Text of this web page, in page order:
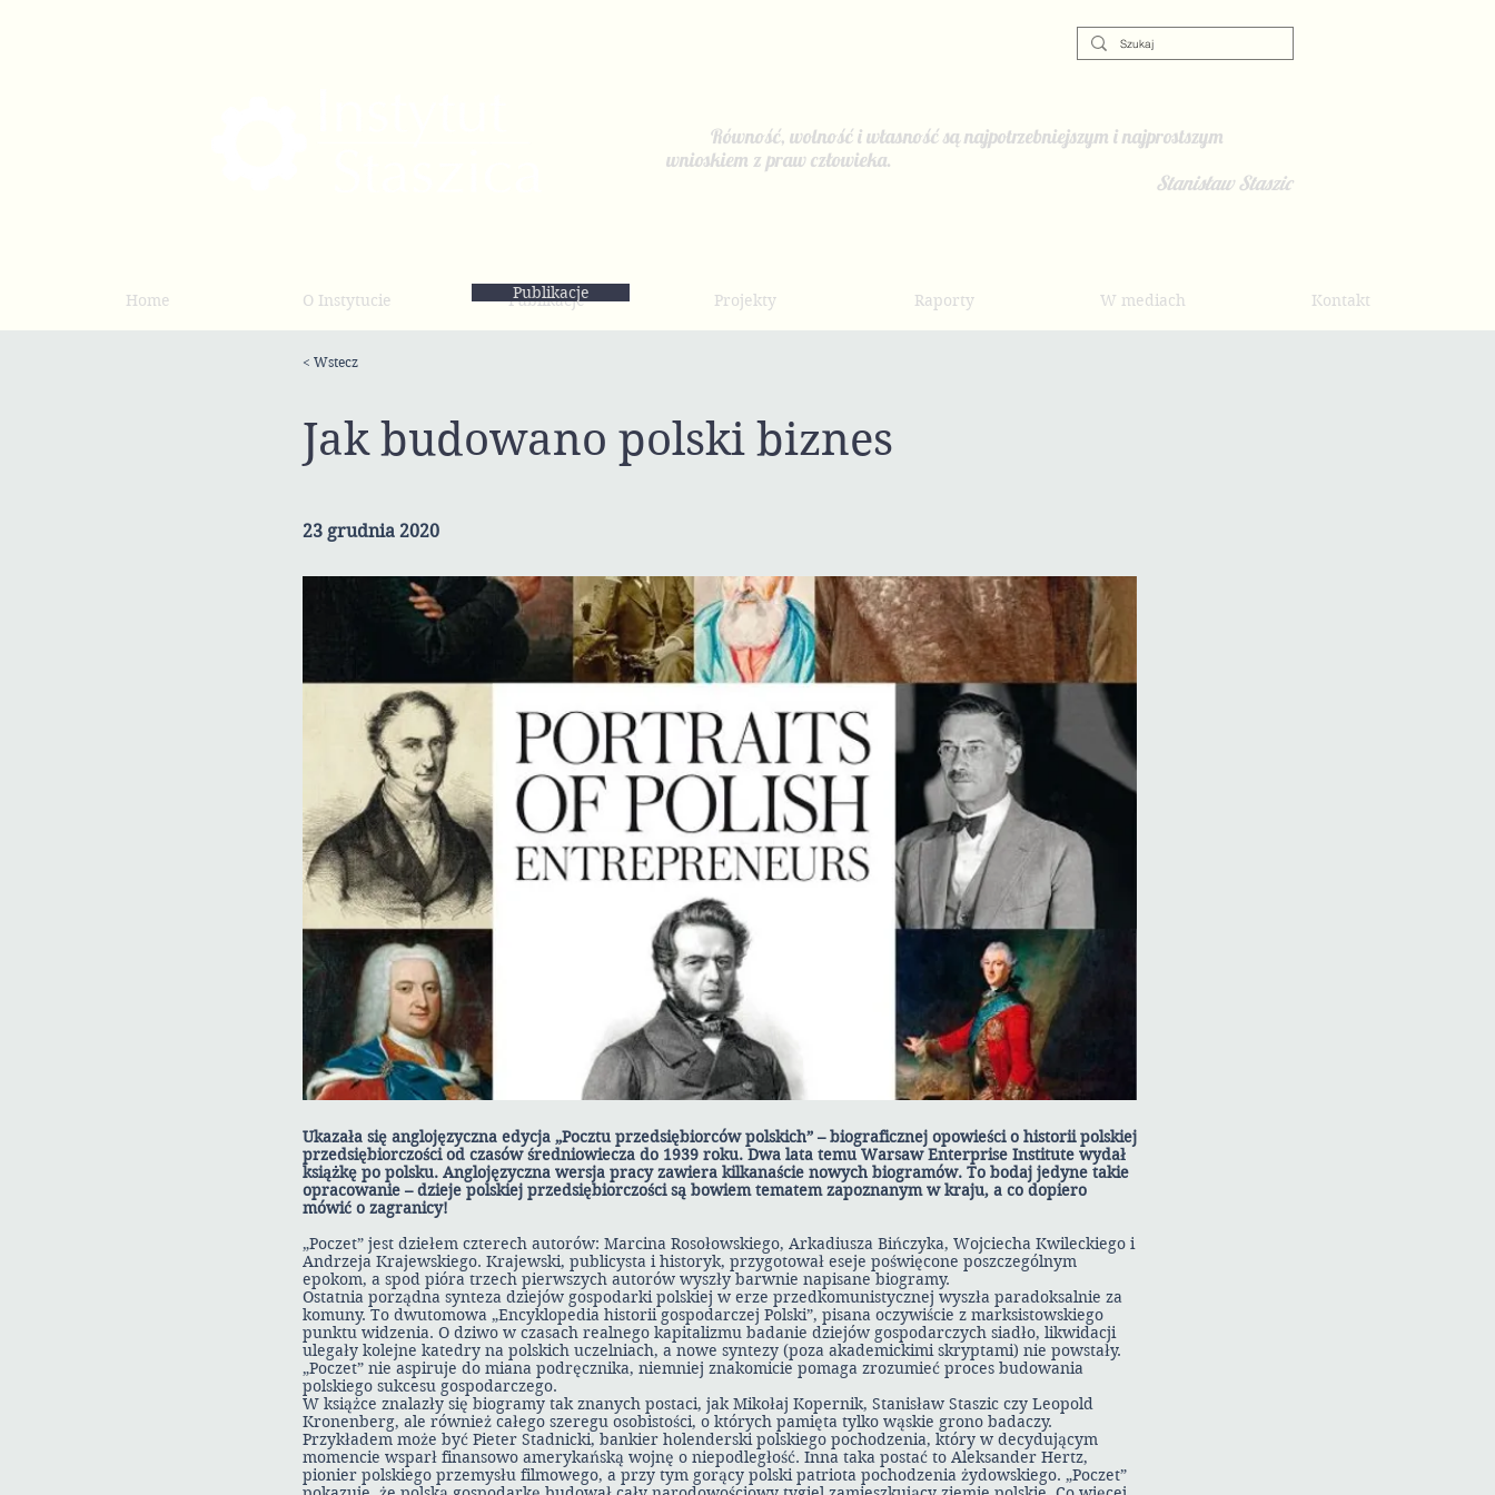
Równość, wolność i własność są najpotrzebniejszym i najprostszym
wnioskiem z praw człowieka.
Stanisław Staszic
Home O Instytucie Publikacje Projekty Raporty W mediach Kontakt
Publikacje
< Wstecz
Jak budowano polski biznes
23 grudnia 2020
Ukazała się anglojęzyczna edycja „Pocztu przedsiębiorców polskich” – biograficznej opowieści o historii polskiej
przedsiębiorczości od czasów średniowiecza do 1939 roku. Dwa lata temu Warsaw Enterprise Institute wydał
książkę po polsku. Anglojęzyczna wersja pracy zawiera kilkanaście nowych biogramów. To bodaj jedyne takie
opracowanie – dzieje polskiej przedsiębiorczości są bowiem tematem zapoznanym w kraju, a co dopiero
mówić o zagranicy!
„Poczet” jest dziełem czterech autorów: Marcina Rosołowskiego, Arkadiusza Bińczyka, Wojciecha Kwileckiego i
Andrzeja Krajewskiego. Krajewski, publicysta i historyk, przygotował eseje poświęcone poszczególnym
epokom, a spod pióra trzech pierwszych autorów wyszły barwnie napisane biogramy.
Ostatnia porządna synteza dziejów gospodarki polskiej w erze przedkomunistycznej wyszła paradoksalnie za
komuny. To dwutomowa „Encyklopedia historii gospodarczej Polski”, pisana oczywiście z marksistowskiego
punktu widzenia. O dziwo w czasach realnego kapitalizmu badanie dziejów gospodarczych siadło, likwidacji
ulegały kolejne katedry na polskich uczelniach, a nowe syntezy (poza akademickimi skryptami) nie powstały.
„Poczet” nie aspiruje do miana podręcznika, niemniej znakomicie pomaga zrozumieć proces budowania
polskiego sukcesu gospodarczego.
W książce znalazły się biogramy tak znanych postaci, jak Mikołaj Kopernik, Stanisław Staszic czy Leopold
Kronenberg, ale również całego szeregu osobistości, o których pamięta tylko wąskie grono badaczy.
Przykładem może być Pieter Stadnicki, bankier holenderski polskiego pochodzenia, który w decydującym
momencie wsparł finansowo amerykańską wojnę o niepodległość. Inna taka postać to Aleksander Hertz,
pionier polskiego przemysłu filmowego, a przy tym gorący polski patriota pochodzenia żydowskiego. „Poczet”